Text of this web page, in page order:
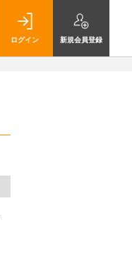
ログイン 新規会員登録